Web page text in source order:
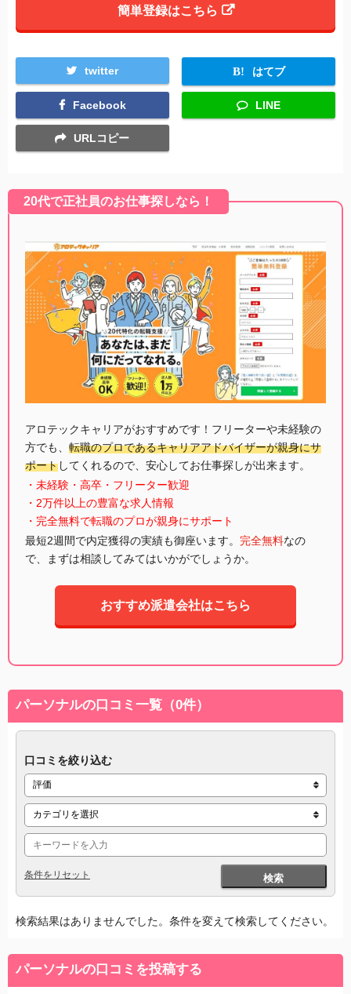
簡単登録はこちら
twitter はてブ
Facebook LINE
URLコピー
20代で正社員のお仕事探しなら！
アロテックキャリアがおすすめです！フリーターや未経験の
方でも、 転職のプロであるキャリアアドバイザーが親身にサ
ポートしてくれるので、安心してお仕事探しが出来ます。
・未経験・高卒・フリーター歓迎
・2万件以上の豊富な求人情報
・完全無料で転職のプロが親身にサポート
最短2週間で内定獲得の実績も御座います。 完全無料なの
で、まずは相談してみてはいかがでしょうか。
おすすめ派遣会社はこちら
パーソナルの口コミ一覧（0件）
口コミを絞り込む
検索
条件をリセット
検索結果はありませんでした。条件を変えて検索してください。
パーソナルの口コミを投稿する